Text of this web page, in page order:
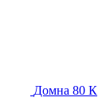
Домна 80 К